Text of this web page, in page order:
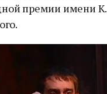
премии имени К.